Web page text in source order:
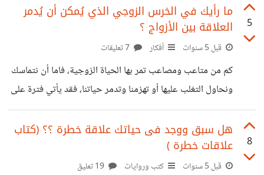
الذي تحب أن تفعله فتبدع به، ويأخذ كل طاقتك ومجهودك
ولاتشعر بمرور الوقت عليك ولكن السؤال الذي يُراودنا جميعًا
دائمًا:- ###كيف يُمكن أن أعرف شغفي؟! وحتى نصل إلى
الجواب يسأل كل منا نفسه اسئلة بسيطة وهي ### ما الذي
تبدع فيه؟ ### ما الذي تحب عمله؟ ###
5
ما رأيك في الخرس الزوجي الذي يُمكن أن يُدمر
العلاقة بين الأزواج ؟
قبل 5 سنوات أفكار
كم من متاعب ومصاعب تمر بها الحياة الزوجية، فاما أن نتماسك
ونحاول التغلب عليها أو تهزمنا وتدمر حياتنا، فقد يأتي فترة على
الأزواج ويصابون بالخرس أو ما يسمى بالصمت الزوجى. يقصد
بالخرس الزوجى هو عدم قدرة الأزواج على تبادل الحديث فيما
بينهم، تحدث حالة من الصمت البارد بلا روح أو حياة فيرتفع جدار
من الجليد فيما بينهم يوثر على إبنائهم فيما بعد # أضرار الخرس
8
هل سبق ووجد فى حياتك علاقة خطرة ؟؟ (كتاب
علاقات خطرة )
قبل 5 سنوات كتب وروايات